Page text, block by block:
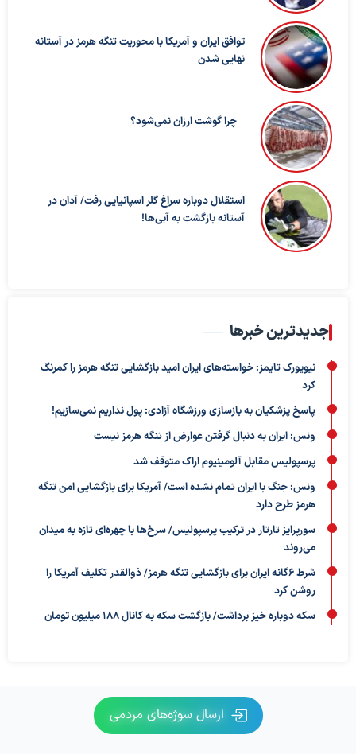
توافق ایران و آمریکا با محوریت تنگه هرمز در آستانه
نهایی شدن
چرا گوشت ارزان نمی‌شود؟
استقلال دوباره سراغ گلر اسپانیایی رفت/ آدان در
آستانه بازگشت به آبی‌ها!
جدیدترین خبرها
نیویورک تایمز: خواسته‌های ایران امید بازگشایی تنگه هرمز را کمرنگ
کرد
پاسخ پزشکیان به بازسازی ورزشگاه آزادی: پول نداریم نمی‌سازیم!
ونس: ایران به دنبال گرفتن عوارض از تنگه هرمز نیست
پرسپولیس مقابل آلومینیوم اراک متوقف شد
ونس: جنگ با ایران تمام نشده است/ آمریکا برای بازگشایی امن تنگه
هرمز طرح دارد
سورپرایز تارتار در ترکیب پرسپولیس/ سرخ‌ها با چهره‌ای تازه به میدان
می‌روند
شرط ۶گانه ایران برای بازگشایی تنگه هرمز/ ذوالقدر تکلیف آمریکا را
روشن کرد
سکه دوباره خیز برداشت/ بازگشت سکه به کانال ۱۸۸ میلیون تومان
ارسال سوژه‌های مردمی